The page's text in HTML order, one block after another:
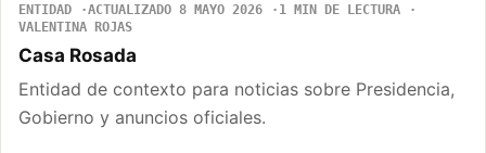
ENTIDAD ACTUALIZADO 8 MAYO 2026
1 MIN DE LECTURA
VALENTINA ROJAS
Casa Rosada
Entidad de contexto para noticias sobre Presidencia,
Gobierno y anuncios oficiales.